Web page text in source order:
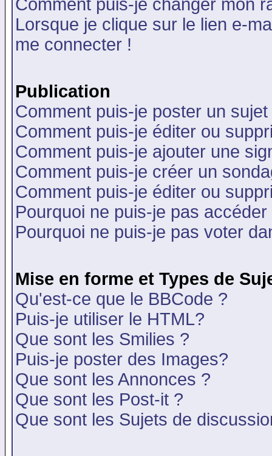
Comment puis-je changer mon
Lorsque je clique sur le lien e-
me connecter !
Publication
Comment puis-je poster un
Comment puis-je éditer ou
Comment puis-je ajouter une
Comment puis-je créer un
Comment puis-je éditer ou
Pourquoi ne puis-je pas
Pourquoi ne puis-je pas voter
Mise en forme et Types de
Qu'est-ce que le BBCode ?
Puis-je utiliser le HTML?
Que sont les Smilies ?
Puis-je poster des Images?
Que sont les Annonces ?
Que sont les Post-it ?
Que sont les Sujets de